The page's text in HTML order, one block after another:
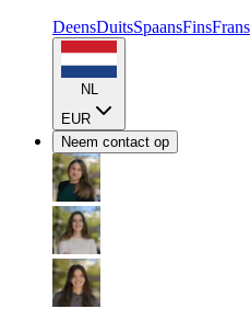
DeensDuitsSpaansFinsFrans
NL
EUR
Neem contact op